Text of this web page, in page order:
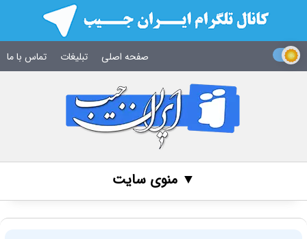
صفحه اصلی تبلیغات تماس با ما
▼ منوی سایت